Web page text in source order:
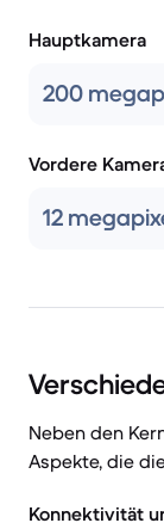
Hauptkamera
200
Vordere
12
Neben den
Aspekte, die
Konnektivität